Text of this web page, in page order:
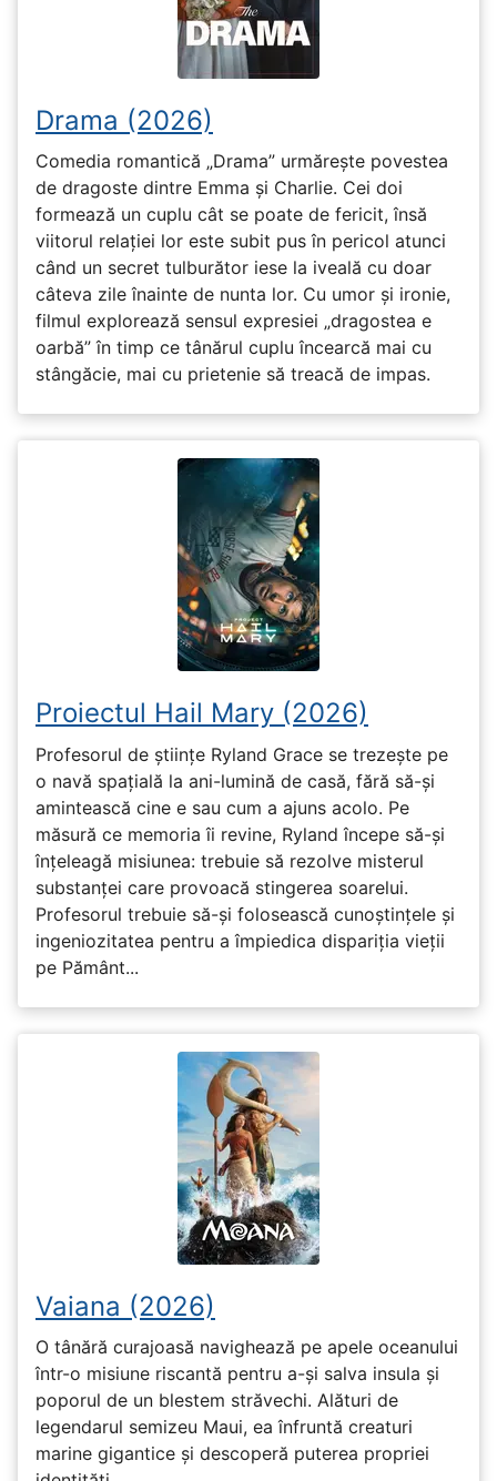
Drama (2026)
Comedia romantică „Drama” urmărește povestea
de dragoste dintre Emma și Charlie. Cei doi
formează un cuplu cât se poate de fericit, însă
viitorul relației lor este subit pus în pericol atunci
când un secret tulburător iese la iveală cu doar
câteva zile înainte de nunta lor. Cu umor și ironie,
filmul explorează sensul expresiei „dragostea e
oarbă” în timp ce tânărul cuplu încearcă mai cu
stângăcie, mai cu prietenie să treacă de impas.
Proiectul Hail Mary (2026)
Profesorul de științe Ryland Grace se trezește pe
o navă spațială la ani-lumină de casă, fără să-și
amintească cine e sau cum a ajuns acolo. Pe
măsură ce memoria îi revine, Ryland începe să-și
înțeleagă misiunea: trebuie să rezolve misterul
substanței care provoacă stingerea soarelui.
Profesorul trebuie să-și folosească cunoștințele și
ingeniozitatea pentru a împiedica dispariția vieții
pe Pământ...
Vaiana (2026)
O tânără curajoasă navighează pe apele oceanului
într-o misiune riscantă pentru a-și salva insula și
poporul de un blestem străvechi. Alături de
legendarul semizeu Maui, ea înfruntă creaturi
marine gigantice și descoperă puterea propriei